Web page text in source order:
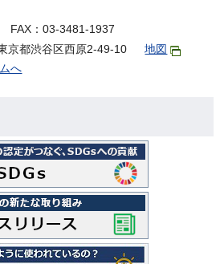
：03-3481-1937
京都渋谷区西原2-49-10
地図
へ